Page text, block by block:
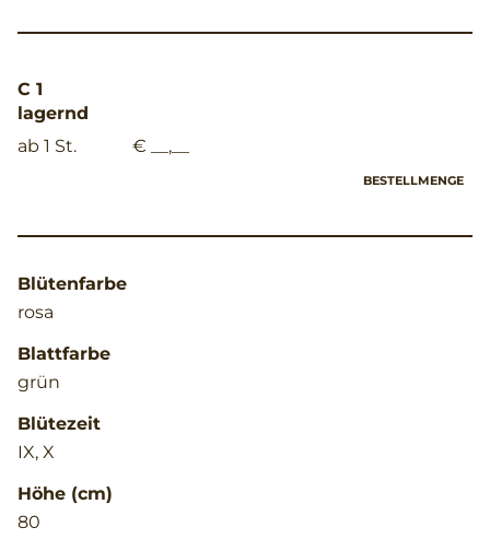
C 1
lagernd
ab 1 St.
€ __,__
BESTELLMENGE
Blütenfarbe
rosa
Blattfarbe
grün
Blütezeit
IX, X
Höhe (cm)
80